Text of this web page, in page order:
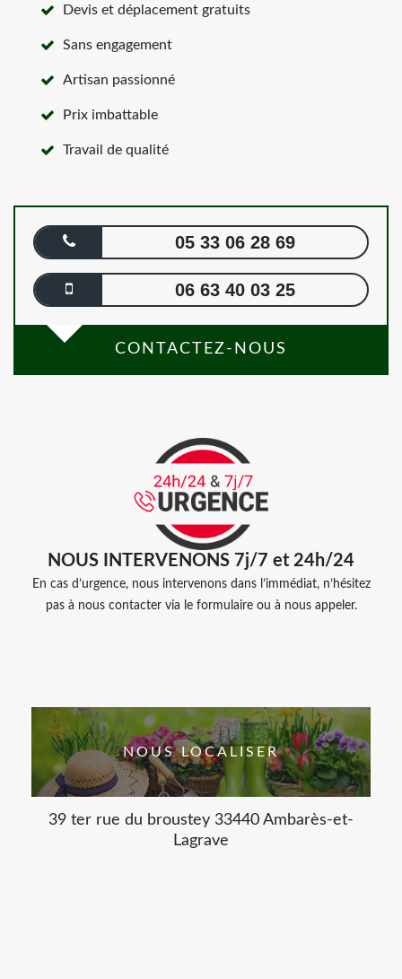
Devis et déplacement gratuits
Sans engagement
Artisan passionné
Prix imbattable
Travail de qualité
05 33 06 28 69
06 63 40 03 25
CONTACTEZ-NOUS
NOUS INTERVENONS 7j/7 et 24h/24
En cas d’urgence, nous intervenons dans l’immédiat, n’hésitez
pas à nous contacter via le formulaire ou à nous appeler.
NOUS LOCALISER
39 ter rue du broustey 33440 Ambarès-et-
Lagrave